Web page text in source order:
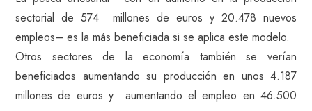
sectorial de 574 millones de euros y 20.478 nuevos
empleos– es la más beneficiada si se aplica este modelo.
Otros sectores de la economía también se verían
beneficiados aumentando su producción en unos 4.187
millones de euros y aumentando el empleo en 46.500